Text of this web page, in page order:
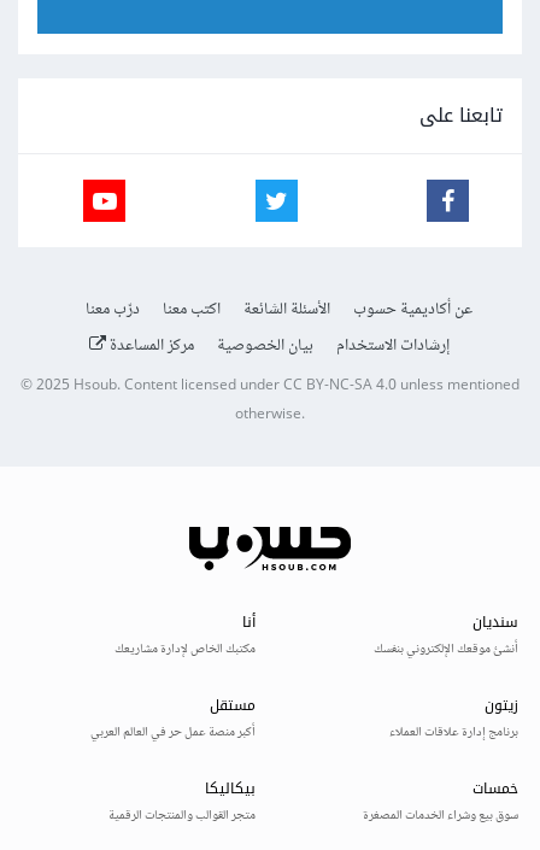
تابعنا على
عن أكاديمية حسوب الأسئلة الشائعة اكتب معنا
درّب معنا
إرشادات الاستخدام
بيان الخصوصية مركز المساعدة
© 2025Hsoub.Content licensed underCC BY-NC-SA 4.0unless mentioned
otherwise.